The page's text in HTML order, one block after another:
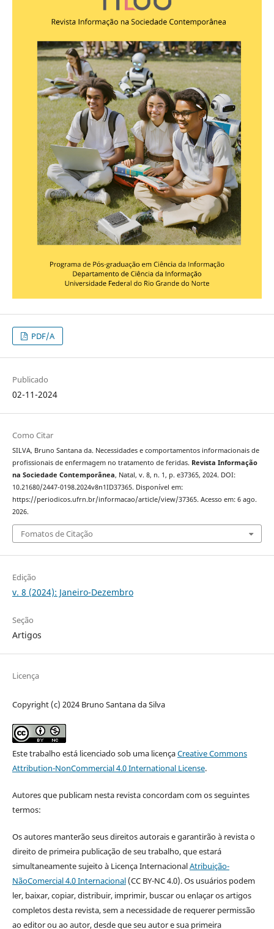
PDF/A
Publicado
02-11-2024
Como Citar
SILVA, Bruno Santana da. Necessidades e comportamentos informacionais de
profissionais de enfermagem no tratamento de feridas. Revista Informação
na Sociedade Contemporânea, Natal, v. 8, n. 1, p. e37365, 2024. DOI:
10.21680/2447-0198.2024v8n1ID37365. Disponível em:
https://periodicos.ufrn.br/informacao/article/view/37365. Acesso em: 6 ago.
2026.
Fomatos de Citação
Edição
v. 8 (2024): Janeiro-Dezembro
Seção
Artigos
Licença
Copyright (c) 2024 Bruno Santana da Silva
Este trabalho está licenciado sob uma licençaCreative Commons
Attribution-NonCommercial 4.0 International License.
Autores que publicam nesta revista concordam com os seguintes
termos:
Os autores manterão seus direitos autorais e garantirão à revista o
direito de primeira publicação de seu trabalho, que estará
simultaneamente sujeito à Licença InternacionalAtribuição-
NãoComercial 4.0 Internacional(CC BY-NC 4.0). Os usuários podem
ler, baixar, copiar, distribuir, imprimir, buscar ou enlaçar os artigos
completos desta revista, sem a necessidade de requerer permissão
ao editor ou ao autor, desde que seu autor e sua primeira